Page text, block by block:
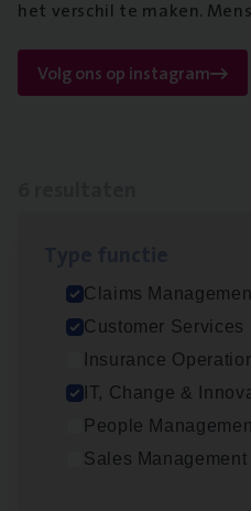
het verschil te maken.
Volg ons op instagram
Claims
Customer Services
Insurance
IT, Change &
People
Sales Management
Test Ana­lyst
IT, Change & Innovation
Antwerpen
Scha­de Expert Fleet